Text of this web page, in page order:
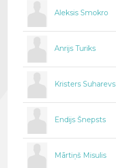
Aleksis Smokro
Anrijs Turiks
Kristers Suharevs
Endijs Šnepsts
Mārtiņš Misulis